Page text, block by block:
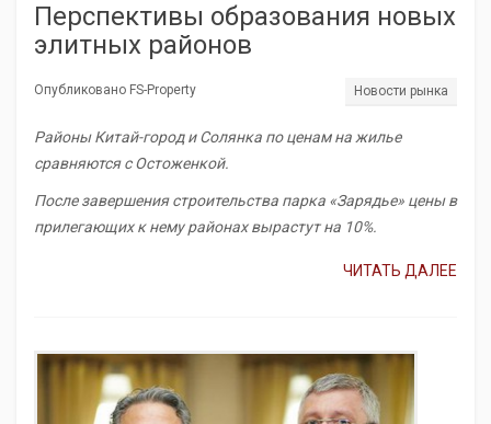
Перспективы образования новых
элитных районов
Опубликовано FS-Property Новости рынка
Районы Китай-город и Солянка по ценам на жилье
сравняются с Остоженкой.
После завершения строительства парка «Зарядье» цены в
прилегающих к нему районах вырастут на 10%.
ЧИТАТЬ ДАЛЕЕ